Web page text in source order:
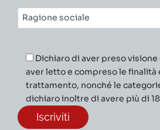
Ragione
sociale*
Dichiaro di aver preso visione
aver letto e compreso le finalità
trattamento, nonché le
dichiaro inoltre di avere più di